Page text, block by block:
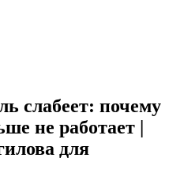
слабеет: почему
не работает |
для